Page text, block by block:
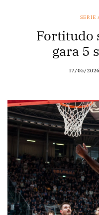
SERIE
Fortitudo
gara 5
17/05/2026